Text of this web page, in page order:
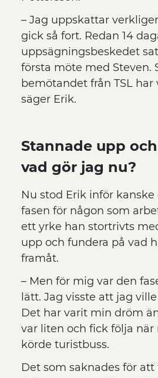
– Jag uppskattar
gick så fort. Redan 14
uppsägningsbeskedet
första möte med Steven.
bemötandet från TSL
säger Erik.
Stannade upp
vad gör jag nu?
Nu stod Erik inför kanske
fasen för någon som
ett yrke han stortrivts
upp och fundera på vad
framåt.
– Men för mig var den
lätt. Jag visste att jag
Det har varit min dröm
var liten och fick följa när
körde turistbuss.
Det som saknades för att